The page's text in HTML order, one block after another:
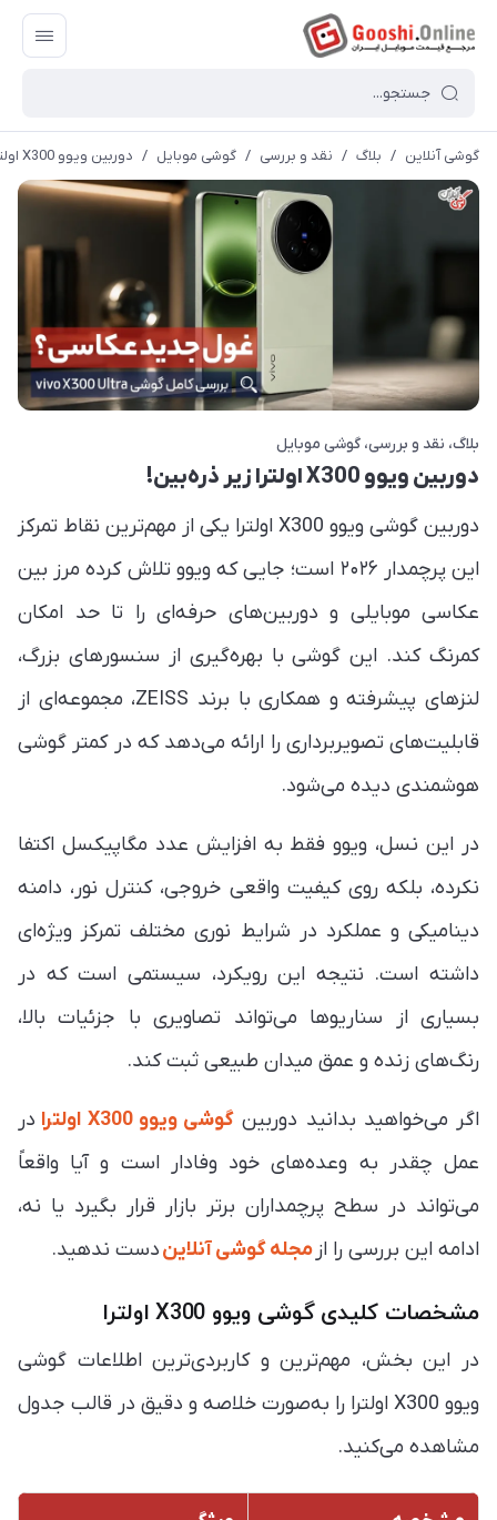
گوشی آنلاین / بلاگ / نقد و بررسی / گوشی موبایل / دوربین ویوو X300 اولترا زیر ذره‌بین!
بلاگ نقد و بررسی گوشی موبایل
دوربین ویوو X300 اولترا زیر ذره‌بین!
دوربین گوشی ویوو X300 اولترا یکی از مهم‌ترین نقاط تمرکز
این پرچمدار ۲۰۲۶ است؛ جایی که ویوو تلاش کرده مرز بین
عکاسی موبایلی و دوربین‌های حرفه‌ای را تا حد امکان
کمرنگ کند. این گوشی با بهره‌گیری از سنسورهای بزرگ،
لنزهای پیشرفته و همکاری با برند ZEISS، مجموعه‌ای از
قابلیت‌های تصویربرداری را ارائه می‌دهد که در کمتر گوشی
هوشمندی دیده می‌شود.
در این نسل، ویوو فقط به افزایش عدد مگاپیکسل اکتفا
نکرده، بلکه روی کیفیت واقعی خروجی، کنترل نور، دامنه
دینامیکی و عملکرد در شرایط نوری مختلف تمرکز ویژه‌ای
داشته است. نتیجه این رویکرد، سیستمی است که در
بسیاری از سناریوها می‌تواند تصاویری با جزئیات بالا،
رنگ‌های زنده و عمق میدان طبیعی ثبت کند.
اگر می‌خواهید بدانید دوربین گوشی ویوو X300 اولترا
در
عمل چقدر به وعده‌های خود وفادار است و آیا واقعاً
می‌تواند در سطح پرچمداران برتر بازار قرار بگیرد یا نه،
ادامه این بررسی را از مجله گوشی آنلایندست ندهید.
مشخصات کلیدی گوشی ویوو X300 اولترا
در این بخش، مهم‌ترین و کاربردی‌ترین اطلاعات گوشی
ویوو X300 اولترا را به‌صورت خلاصه و دقیق در قالب جدول
مشاهده می‌کنید.